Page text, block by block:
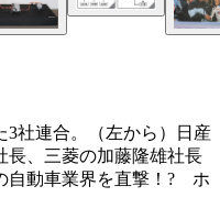
ダの三部敏宏社長、三菱
3社連合。（左から）日産
長、三菱の加藤隆雄社長
自動車業界を直撃！? ホ